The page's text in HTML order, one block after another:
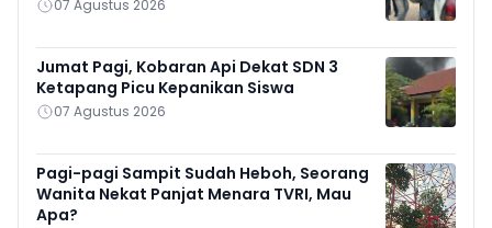
07 Agustus 2026
Jumat Pagi, Kobaran Api Dekat SDN 3
Ketapang Picu Kepanikan Siswa
07 Agustus 2026
Pagi-pagi Sampit Sudah Heboh, Seorang
Wanita Nekat Panjat Menara TVRI, Mau
Apa?